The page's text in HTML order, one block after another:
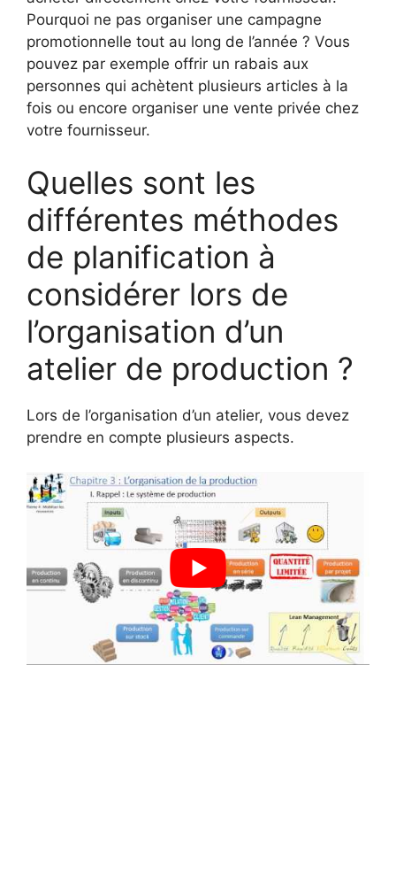
Pourquoi ne pas organiser une campagne
promotionnelle tout au long de l’année ? Vous
pouvez par exemple offrir un rabais aux
personnes qui achètent plusieurs articles à la
fois ou encore organiser une vente privée chez
votre fournisseur.
Quelles sont les
différentes méthodes
de planification à
considérer lors de
l’organisation d’un
atelier de production ?
Lors de l’organisation d’un atelier, vous devez
prendre en compte plusieurs aspects.